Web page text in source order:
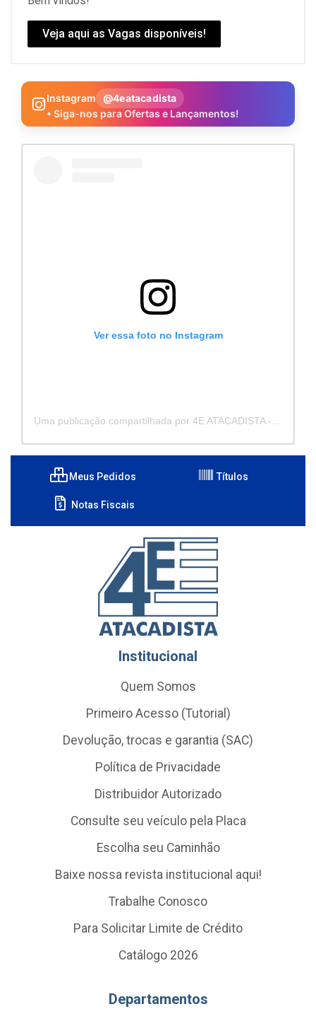
Veja aqui as Vagas disponíveis!
Instagram
@4eatacadista
• Siga-nos para Ofertas e Lançamentos!
Ver essa foto no Instagram
Meus Pedidos Títulos
Notas Fiscais
Institucional
Quem Somos
Primeiro Acesso (Tutorial)
Devolução, trocas e garantia (SAC)
Política de Privacidade
Distribuidor Autorizado
Consulte seu veículo pela Placa
Escolha seu Caminhão
Baixe nossa revista institucional aqui!
Trabalhe Conosco
Para Solicitar Limite de Crédito
Catálogo 2026
Departamentos